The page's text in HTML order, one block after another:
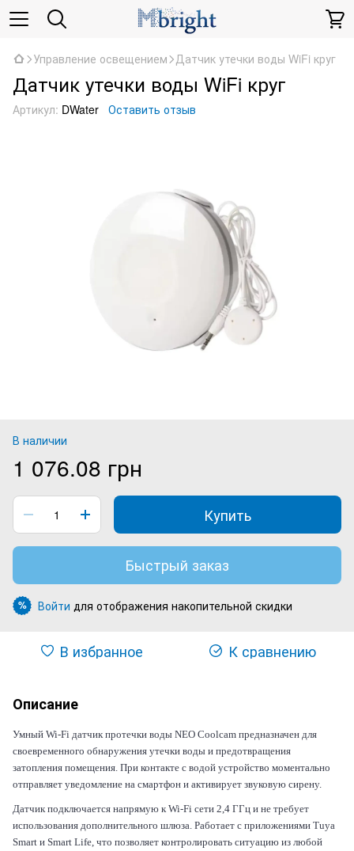
Управление освещением Датчик утечки воды WiFi круг
Датчик утечки воды WiFi круг
Артикул: DWater Оставить отзыв
В наличии
1 076.08 грн
Купить
Быстрый заказ
% Войти для отображения накопительной скидки
В избранное К сравнению
Описание
Умный Wi-Fi датчик протечки воды NEO Coolcam предназначен для
своевременного обнаружения утечки воды и предотвращения
затопления помещения. При контакте с водой устройство моментально
отправляет уведомление на смартфон и активирует звуковую сирену.
Датчик подключается напрямую к Wi-Fi сети 2,4 ГГц и не требует
использования дополнительного шлюза. Работает с приложениями Tuya
Smart и Smart Life, что позволяет контролировать ситуацию из любой